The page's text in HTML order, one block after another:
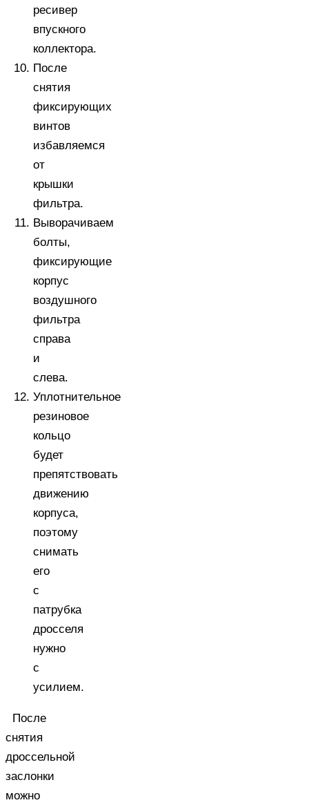
ресивер
впускного
коллектора.
После
снятия
фиксирующих
винтов
избавляемся
от
крышки
фильтра.
Выворачиваем
болты,
фиксирующие
корпус
воздушного
фильтра
справа
и
слева.
Уплотнительное
резиновое
кольцо
будет
препятствовать
движению
корпуса,
поэтому
снимать
его
с
патрубка
дросселя
нужно
с
усилием.
После
снятия
дроссельной
заслонки
можно